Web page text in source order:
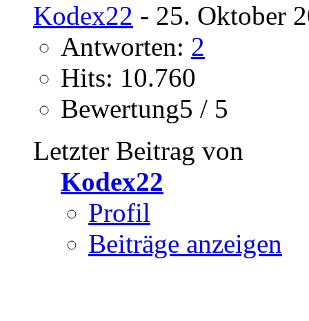
Kodex22 - 25. Oktober
Antworten: 2
Hits: 10.760
Bewertung5 / 5
Letzter Beitrag von
Kodex22
Profil
Beiträge anzeigen